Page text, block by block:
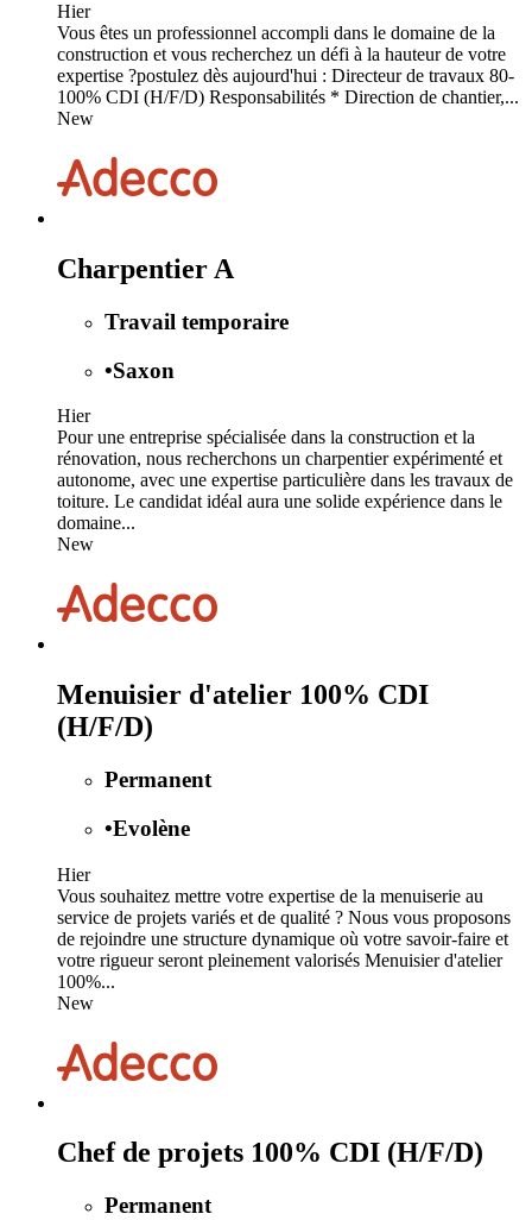
Hier
Vous êtes un professionnel accompli dans le domaine de la
construction et vous recherchez un défi à la hauteur de votre
expertise ?postulez dès aujourd'hui : Directeur de travaux 80-
100% CDI (H/F/D) Responsabilités * Direction de chantier,...
New
Charpentier A
Travail temporaire
•Saxon
Hier
Pour une entreprise spécialisée dans la construction et la
rénovation, nous recherchons un charpentier expérimenté et
autonome, avec une expertise particulière dans les travaux de
toiture. Le candidat idéal aura une solide expérience dans le
domaine...
New
Menuisier d'atelier 100% CDI
(H/F/D)
Permanent
•Evolène
Hier
Vous souhaitez mettre votre expertise de la menuiserie au
service de projets variés et de qualité ? Nous vous proposons
de rejoindre une structure dynamique où votre savoir-faire et
votre rigueur seront pleinement valorisés Menuisier d'atelier
100%...
New
Chef de projets 100% CDI (H/F/D)
Permanent